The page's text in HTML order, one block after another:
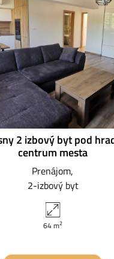
2 izbový byt pod
centrum mesta
Prenájom
2-izbový byt
64 m2